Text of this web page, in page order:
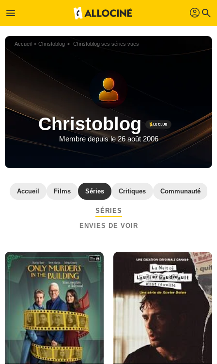
menu profil search
Accueil Christoblog Christoblog ses séries vues
Christoblog
Membre depuis le 26 août 2006
Accueil Films Séries Critiques Communauté
SÉRIES
ENVIES DE VOIR